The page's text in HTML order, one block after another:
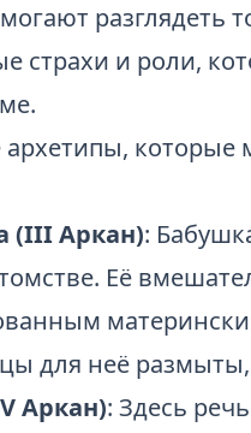
разглядеть
страхи и роли,
которые
(III Аркан):
Её
для неё
Аркан): Здесь